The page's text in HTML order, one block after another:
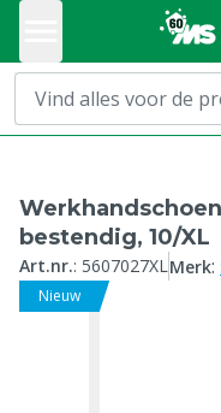
bestendig, 10/XL
Art.nr.: 5607027XLMerk:
Nieuw